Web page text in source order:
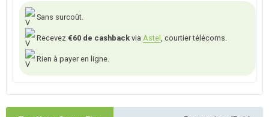
Sans surcoût.
Recevez €60 de cashback via Astel , courtier télécoms.
Rien à payer en ligne.